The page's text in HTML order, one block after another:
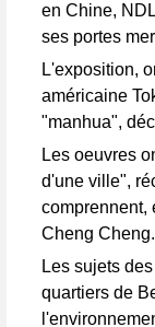
en Chine,
ses portes
L'exposition,
américaine
"manhua",
Les oeuvres
d'une ville",
comprennent,
Cheng Cheng.
Les sujets
quartiers de